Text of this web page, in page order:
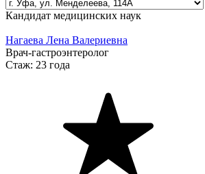
Кандидат медицинских наук
Нагаева Лена Валериевна
Врач-гастроэнтеролог
Стаж: 23 года